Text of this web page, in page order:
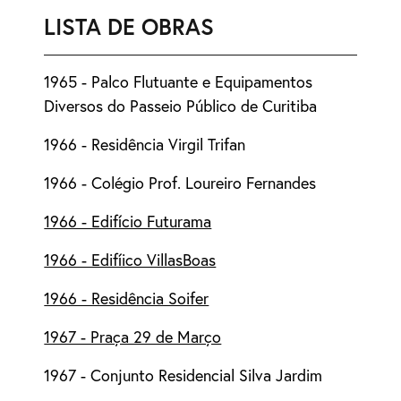
LISTA DE OBRAS
1965 - Palco Flutuante e Equipamentos
Diversos do Passeio Público de Curitiba
1966 - Residência Virgil Trifan
1966 - Colégio Prof. Loureiro Fernandes
1966 - Edifício Futurama
1966 - Edifíico VillasBoas
1966 - Residência Soifer
1967 - Praça 29 de Março
1967 - Conjunto Residencial Silva Jardim